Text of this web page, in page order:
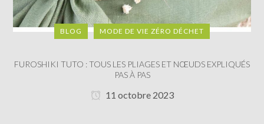
BLOG MODE DE VIE ZÉRO DÉCHET
FUROSHIKI TUTO : TOUS LES PLIAGES ET NŒUDS EXPLIQUÉS
PAS À PAS
11 octobre 2023